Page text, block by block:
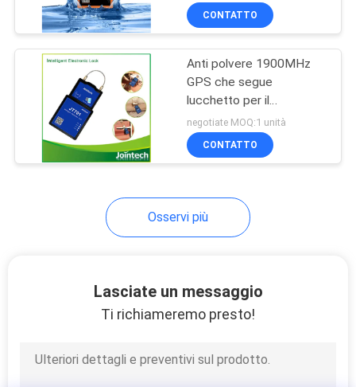
CONTATTO
Anti polvere 1900MHz
GPS che segue
lucchetto per il
contenitore di carico
negotiate MOQ:1 unità
CONTATTO
Osservi più
Lasciate un messaggio
Ti richiameremo presto!